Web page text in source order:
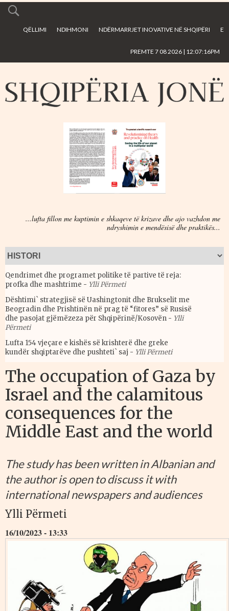
main
QËLLIMI NDIHMONI NDËRMARRJET INOVATIVE NË SHQIPËRI E
PREMTE 7 08 2026 | 12:07:16PM
...lufta fillon me kuptimin e shkaqeve të krizave dhe ajo vazhdon me
ndryshimin e mendësisë dhe praktikës...
Qendrimet dhe programet politike të partive të reja:
profka dhe mashtrime - Ylli Përmeti
Dështimi` strategjisë së Uashingtonit dhe Brukselit me
Beogradin dhe Prishtinën në prag të “fitores” së Rusisë
dhe pasojat gjëmëzeza për Shqipërinë/Kosovën - Ylli
Përmeti
Lufta 154 vjeçare e kishës së krishterë dhe greke
kundër shqiptarëve dhe pushteti` saj - Ylli Përmeti
The occupation of Gaza by
Israel and the calamitous
consequences for the
Middle East and the world
The study has been written in Albanian and
the author is open to discuss it with
international newspapers and audiences
Ylli Përmeti
16/10/2023 - 13:33